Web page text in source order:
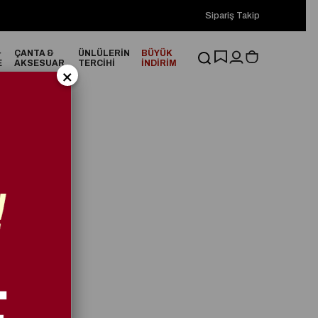
2000₺ ve Üzeri Alışverişlerinizde ÜCRETSİZ KARGO!Sipariş Takip
ÇANTA &
AKSESUAR
ÜNLÜLERİN
TERCİHİ
BÜYÜK
İNDİRİM
×